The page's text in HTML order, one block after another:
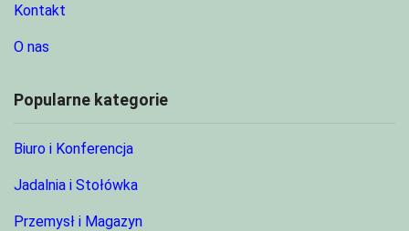
Kontakt
O nas
Popularne kategorie
Biuro i Konferencja
Jadalnia i Stołówka
Przemysł i Magazyn